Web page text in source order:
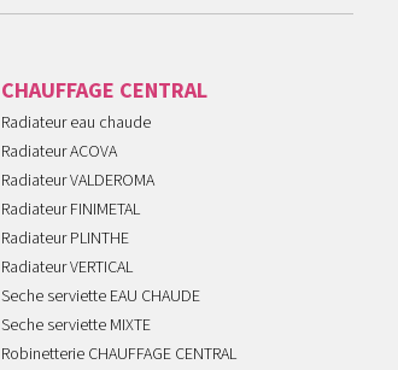
CHAUFFAGE CENTRAL
Radiateur eau chaude
Radiateur ACOVA
Radiateur VALDEROMA
Radiateur FINIMETAL
Radiateur PLINTHE
Radiateur VERTICAL
Seche serviette EAU CHAUDE
Seche serviette MIXTE
Robinetterie CHAUFFAGE CENTRAL